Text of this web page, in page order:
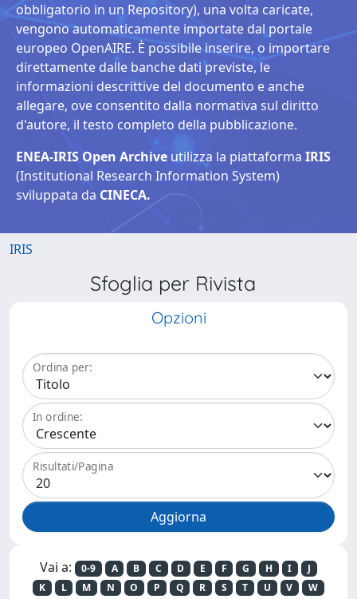
obbligatorio in un Repository), una volta caricate,
vengono automaticamente importate dal portale
europeo OpenAIRE. È possibile inserire, o importare
direttamente dalle banche dati previste, le
informazioni descrittive del documento e anche
allegare, ove consentito dalla normativa sul diritto
d'autore, il testo completo della pubblicazione.
ENEA-IRIS Open Archive utilizza la piattaforma IRIS
(Institutional Research Information System)
sviluppata da CINECA.
IRIS
Sfoglia per Rivista
Opzioni
Ordina per:
In ordine:
Risultati/Pagina
Vai a: 0-9 A B C D E F G H I
J
K
L M N O P Q R S T U V
W